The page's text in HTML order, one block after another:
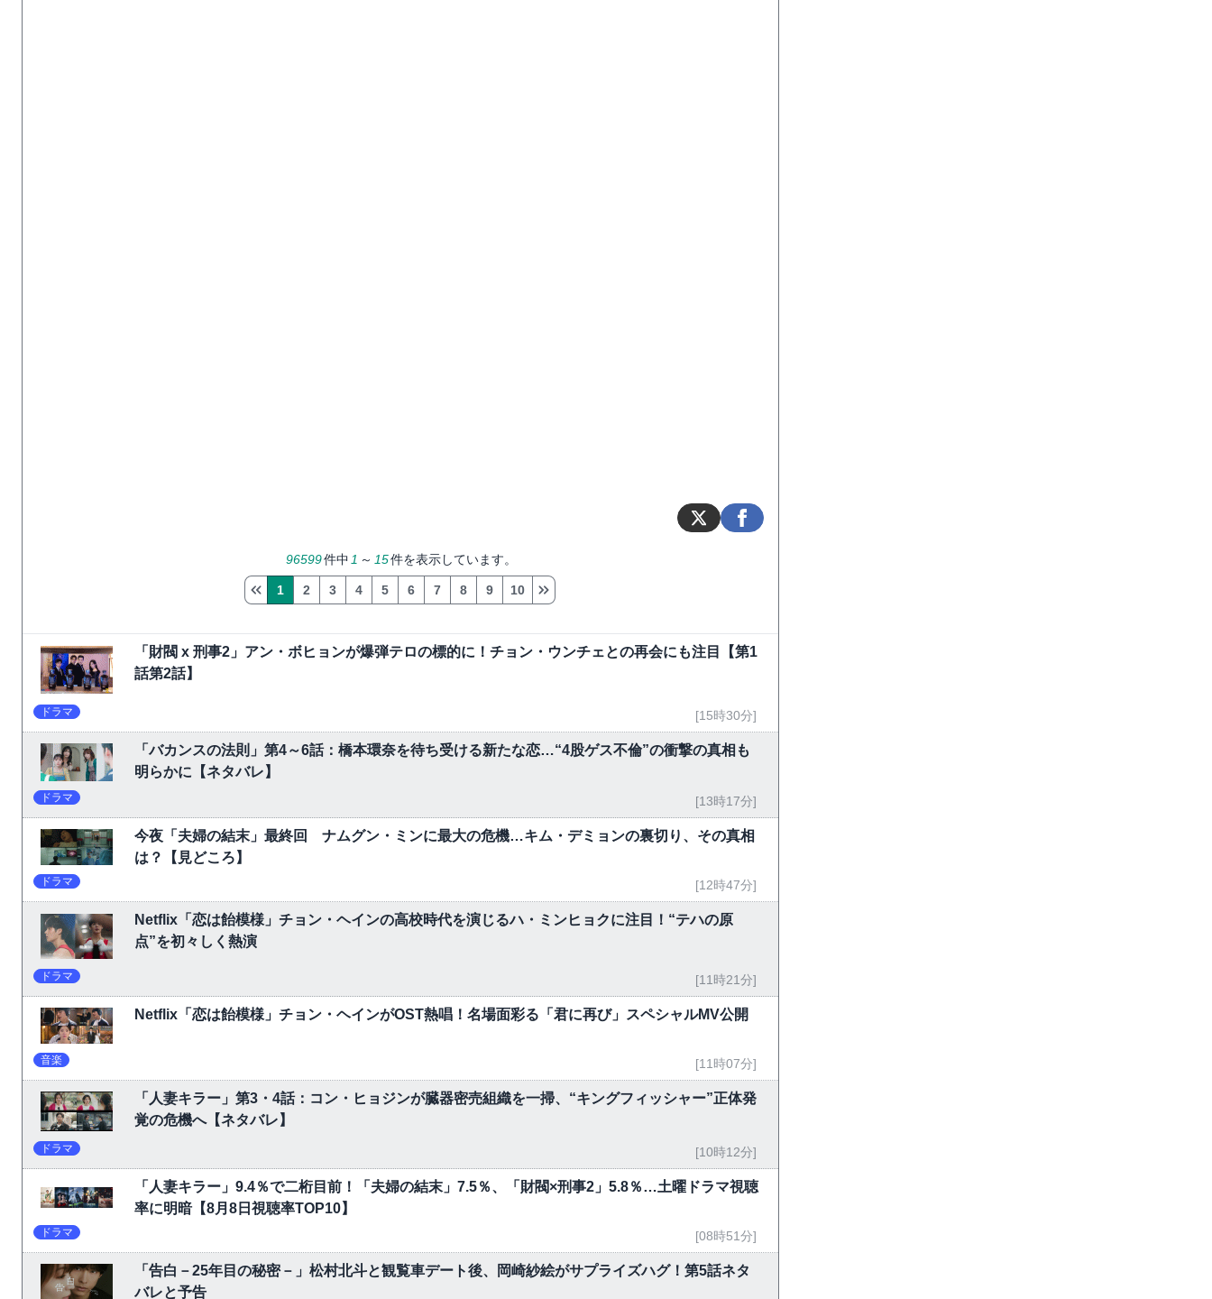
96599件中 1 ～ 15件を表示しています。
1 2 3 4 5 6 7 8 9 10
「財閥 x 刑事2」アン・ボヒョンが爆弾テロの標的に！チョン・ウンチェとの再会にも注目【第1
話第2話】
ドラマ [15時30分]
「バカンスの法則」第4～6話：橋本環奈を待ち受ける新たな恋…“4股ゲス不倫”の衝撃の真相も
明らかに【ネタバレ】
ドラマ [13時17分]
今夜「夫婦の結末」最終回 ナムグン・ミンに最大の危機…キム・デミョンの裏切り、その真相
は？【見どころ】
ドラマ [12時47分]
Netflix「恋は飴模様」チョン・ヘインの高校時代を演じるハ・ミンヒョクに注目！“テハの原
点”を初々しく熱演
ドラマ [11時21分]
Netflix「恋は飴模様」チョン・ヘインがOST熱唱！名場面彩る「君に再び」スペシャルMV公開
音楽 [11時07分]
「人妻キラー」第3・4話：コン・ヒョジンが臓器密売組織を一掃、“キングフィッシャー”正体発
覚の危機へ【ネタバレ】
ドラマ [10時12分]
「人妻キラー」9.4％で二桁目前！「夫婦の結末」7.5％、「財閥×刑事2」5.8％…土曜ドラマ視聴
率に明暗【8月8日視聴率TOP10】
ドラマ [08時51分]
「告白－25年目の秘密－」松村北斗と観覧車デート後、岡崎紗絵がサプライズハグ！第5話ネタ
バレと予告